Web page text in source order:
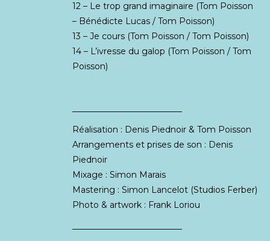
12 – Le trop grand imaginaire (Tom Poisson
– Bénédicte Lucas / Tom Poisson)
13 – Je cours (Tom Poisson / Tom Poisson)
14 – L’ivresse du galop (Tom Poisson / Tom
Poisson)
Réalisation : Denis Piednoir & Tom Poisson
Arrangements et prises de son : Denis
Piednoir
Mixage : Simon Marais
Mastering : Simon Lancelot (Studios Ferber)
Photo & artwork : Frank Loriou